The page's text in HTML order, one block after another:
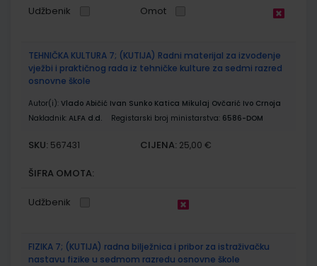
Udžbenik Omot
TEHNIČKA KULTURA 7; (KUTIJA) Radni materijal za izvođenje
vježbi i praktičnog rada iz tehničke kulture za sedmi razred
osnovne škole
Autor(i): Vlado Abičić Ivan Sunko Katica Mikulaj Ovčarić Ivo Crnoja
Nakladnik: ALFA d.d. Registarski broj ministarstva: 6586-DOM
SKU: 567431 CIJENA: 25,00 €
ŠIFRA OMOTA:
Udžbenik
FIZIKA 7; (KUTIJA) radna bilježnica i pribor za istraživačku
nastavu fizike u sedmom razredu osnovne škole